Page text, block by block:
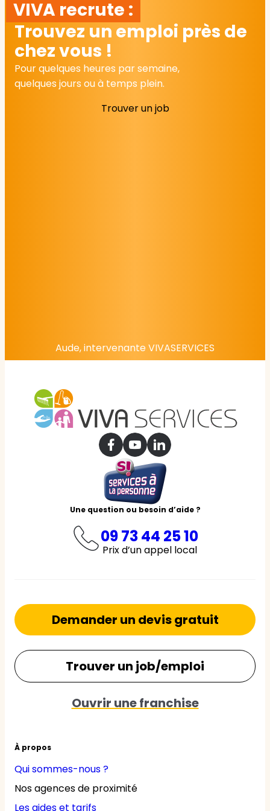
VIVA recrute :
Trouvez un emploi près de
chez vous !
Pour quelques heures par semaine,
quelques jours ou à temps plein.
Trouver un job
Aude, intervenante VIVASERVICES
Une question ou besoin d’aide ?
09 73 44 25 10
Prix d’un appel local
À propos
Qui sommes-nous ?
Nos agences de proximité
Les aides et tarifs
Demander un devis gratuit
Trouver un job/emploi
Ouvrir une franchise